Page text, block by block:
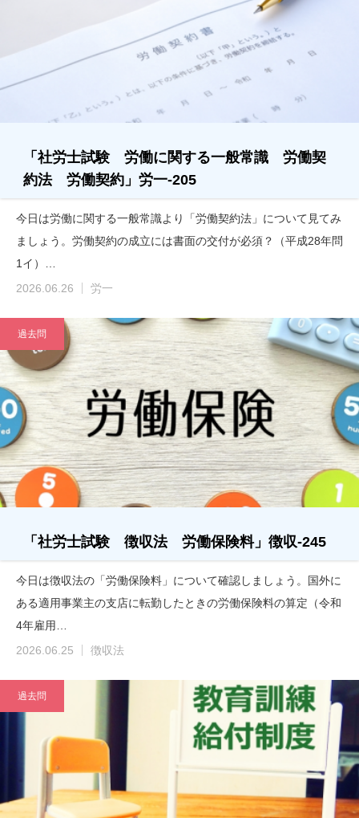
「社労士試験 労働に関する一般常識 労働契
約法 労働契約」労一-205
今日は労働に関する一般常識より「労働契約法」について見てみ
ましょう。労働契約の成立には書面の交付が必須？（平成28年問
1イ）…
2026.06.26
労一
過去問
「社労士試験 徴収法 労働保険料」徴収-245
今日は徴収法の「労働保険料」について確認しましょう。国外に
ある適用事業主の支店に転勤したときの労働保険料の算定（令和
4年雇用…
2026.06.25
徴収法
過去問